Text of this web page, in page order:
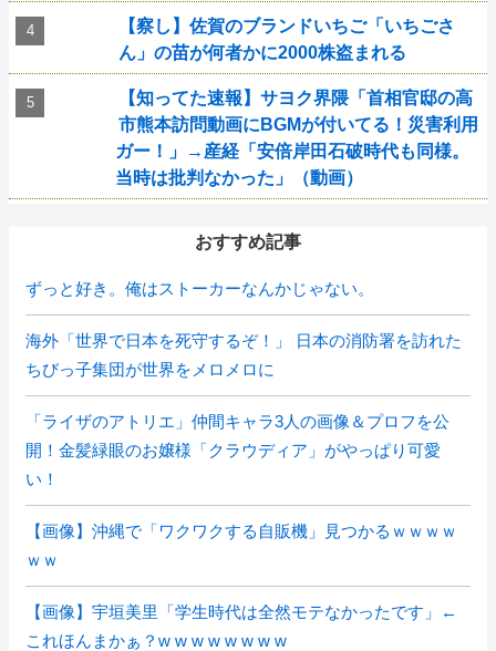
【察し】佐賀のブランドいちご「いちごさ
ん」の苗が何者かに2000株盗まれる
【知ってた速報】サヨク界隈「首相官邸の高
市熊本訪問動画にBGMが付いてる！災害利用
ガー！」→産経「安倍岸田石破時代も同様。
当時は批判なかった」（動画）
おすすめ記事
ずっと好き。俺はストーカーなんかじゃない。
海外「世界で日本を死守するぞ！」 日本の消防署を訪れた
ちびっ子集団が世界をメロメロに
「ライザのアトリエ」仲間キャラ3人の画像＆プロフを公
開！金髪緑眼のお嬢様「クラウディア」がやっぱり可愛
い！
【画像】沖縄で「ワクワクする自販機」見つかるｗｗｗｗ
ｗｗ
【画像】宇垣美里「学生時代は全然モテなかったです」←
これほんまかぁ？w w w w w w w w